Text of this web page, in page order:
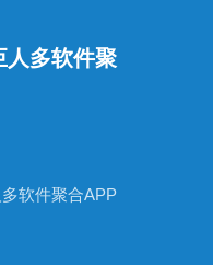
人多软件聚
软件聚合APP